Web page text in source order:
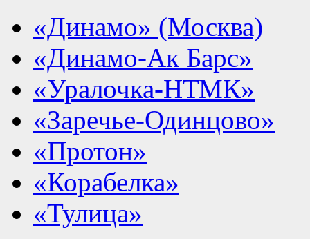
«Динамо» (Москва)
«Динамо-Ак Барс»
«Уралочка-НТМК»
«Заречье-Одинцово»
«Протон»
«Корабелка»
«Тулица»